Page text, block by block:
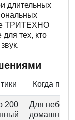
длительных
ТРИТЕХНО
тех, кто
Когда
200
Для
домашних